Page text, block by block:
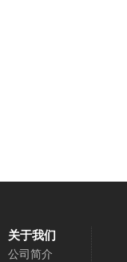
关于我们
公司简介